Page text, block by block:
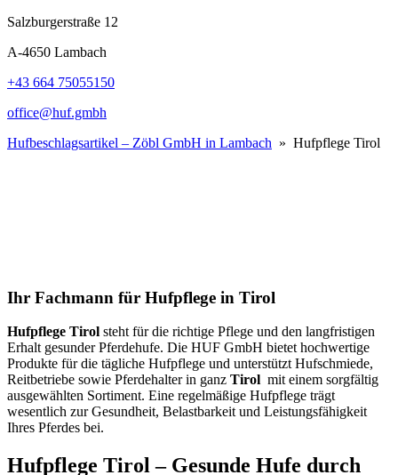
Salzburgerstraße 12
A-4650 Lambach
+43 664 75055150
office@huf.gmbh
Hufbeschlagsartikel – Zöbl GmbH in Lambach » Hufpflege Tirol
Ihr Fachmann für Hufpflege in Tirol
Hufpflege Tirol steht für die richtige Pflege und den langfristigen
Erhalt gesunder Pferdehufe. Die HUF GmbH bietet hochwertige
Produkte für die tägliche Hufpflege und unterstützt Hufschmiede,
Reitbetriebe sowie Pferdehalter in ganz Tirol mit einem sorgfältig
ausgewählten Sortiment. Eine regelmäßige Hufpflege trägt
wesentlich zur Gesundheit, Belastbarkeit und Leistungsfähigkeit
Ihres Pferdes bei.
Hufpflege Tirol– Gesunde Hufe durch